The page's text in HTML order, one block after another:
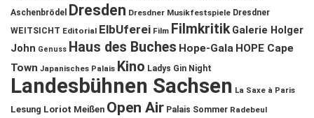
Aschenbrödel
Dresden Dresdner Musikfestspiele Dresdner
WEITSICHT Editorial ElbUferei Film Filmkritik Galerie Holger
John Genuss Haus des Buches Hope-Gala HOPE Cape
Town Japanisches Palais Kino Ladys Gin Night
Landesbühnen Sachsen La Saxe à Paris
Lesung Loriot Meißen Open Air Palais Sommer Radebeul